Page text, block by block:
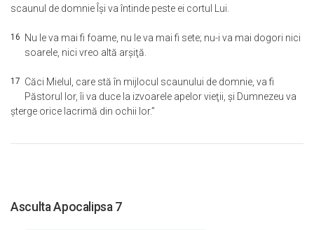
scaunul de domnie Îşi va întinde peste ei cortul Lui.
16
Nu le va mai fi foame, nu le va mai fi sete; nu-i va mai dogori nici
soarele, nici vreo altă arşiţă.
17 Căci Mielul, care stă în mijlocul scaunului de domnie, va fi
Păstorul lor, îi va duce la izvoarele apelor vieţii, şi Dumnezeu va
şterge orice lacrimă din ochii lor.”
Asculta Apocalipsa 7